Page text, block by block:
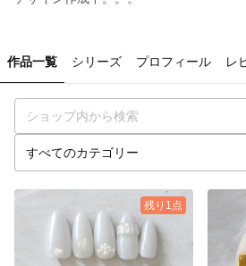
作品一覧 シリーズ プロフィール レ
残り1点